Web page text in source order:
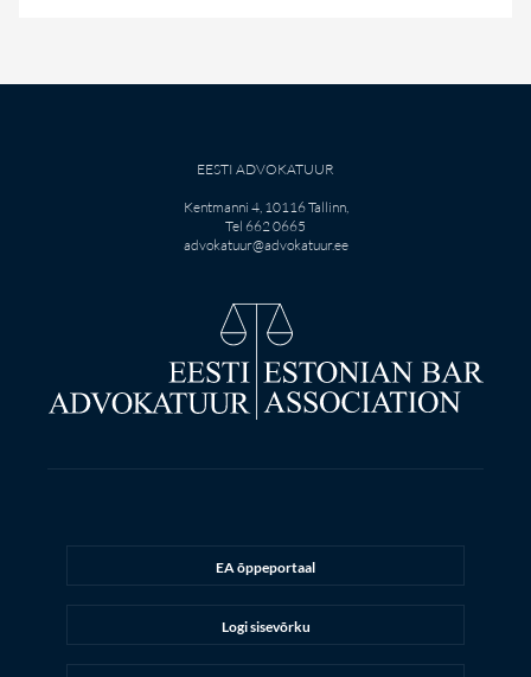
EESTI ADVOKATUUR
Kentmanni 4, 10116 Tallinn,
Tel 662 0665
advokatuur@advokatuur.ee
EA õppeportaal
Logi sisevõrku